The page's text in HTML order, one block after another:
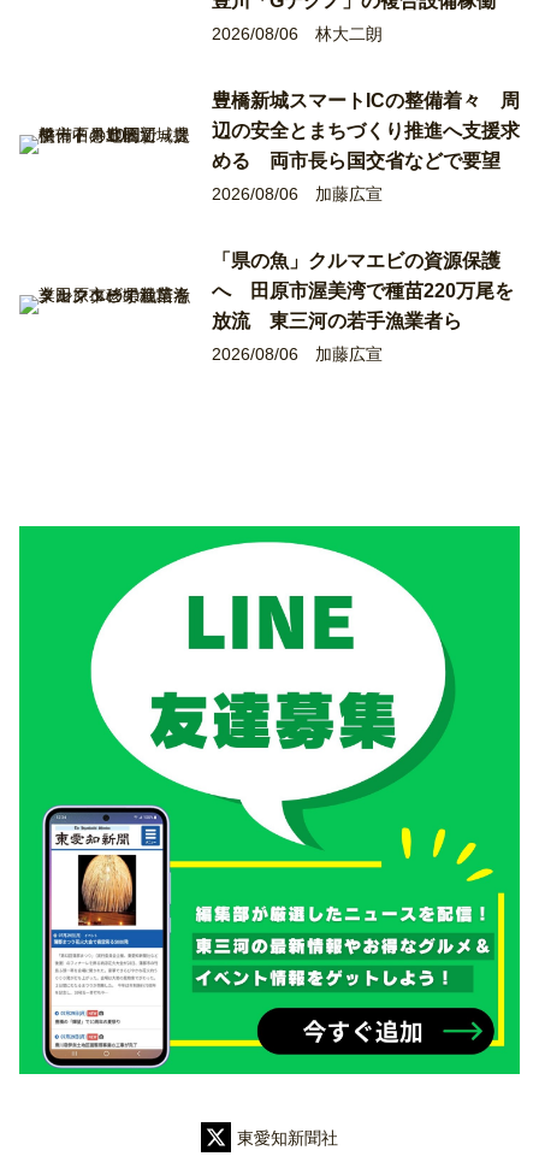
2026/08/06 林大二朗
豊橋新城スマートICの整備着々 周
辺の安全とまちづくり推進へ支援求
める 両市長ら国交省などで要望
2026/08/06 加藤広宣
「県の魚」クルマエビの資源保護
へ 田原市渥美湾で種苗220万尾を
放流 東三河の若手漁業者ら
2026/08/06 加藤広宣
東愛知新聞社